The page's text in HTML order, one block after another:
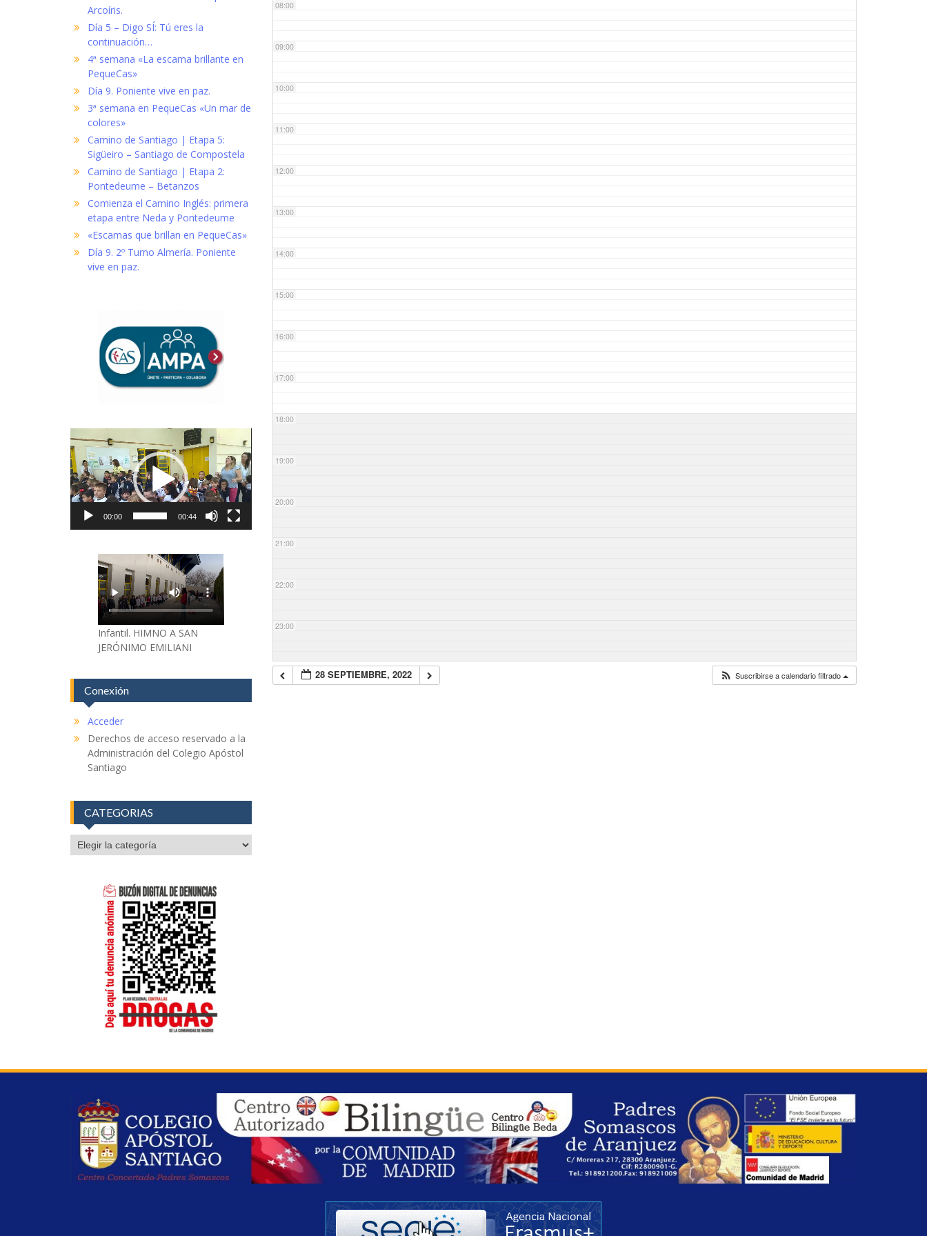
08:00
09:00
10:00
11:00
12:00
13:00
14:00
15:00
16:00
17:00
18:00
19:00
20:00
21:00
22:00
23:00
28 SEPTIEMBRE, 2022 Suscribirse a calendario filtrado
Arcoíris.
Día 5 – Digo SÍ: Tú eres la
continuación…
4ª semana «La escama brillante en
PequeCas»
Día 9. Poniente vive en paz.
3ª semana en PequeCas «Un mar de
colores»
Camino de Santiago | Etapa 5:
Sigüeiro – Santiago de Compostela
Camino de Santiago | Etapa 2:
Pontedeume – Betanzos
Comienza el Camino Inglés: primera
etapa entre Neda y Pontedeume
«Escamas que brillan en PequeCas»
Día 9. 2º Turno Almería. Poniente
vive en paz.
Reproductor
de
vídeo
00:00 00:44
Infantil. HIMNO A SAN
JERÓNIMO EMILIANI
Conexión
Acceder
Derechos de acceso reservado a la
Administración del Colegio Apóstol
Santiago
CATEGORIAS
CATEGORIAS